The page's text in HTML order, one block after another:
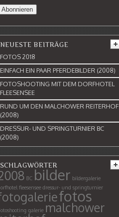
NEUESTE BEITRÄGE
FOTOS 2018
EINFACH EIN PAAR PFERDEBILDER (2008)
FOTOSHOOTING MIT DEM DORFHOTEL
FLEESENSEE
RUND UM DEN MALCHOWER REITERHOF
(2008)
DRESSUR- UND SPRINGTURNIER BC
(2008)
SCHLAGWÖRTER
BC bilder bildergalerie
fleesensee dressur- und springturnier
fotos
galerie malchower